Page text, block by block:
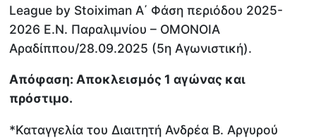
League by Stoiximan Α΄ Φάση περιόδου 2025-
2026 Ε.Ν. Παραλιμνίου – ΟΜΟΝΟΙΑ
Αραδίππου/28.09.2025 (5η Αγωνιστική).
Απόφαση: Αποκλεισμός 1 αγώνας και
πρόστιμο.
*Καταγγελία του Διαιτητή Ανδρέα Β. Αργυρού